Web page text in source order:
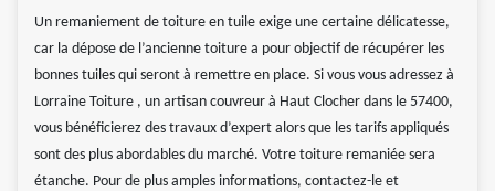
Un remaniement de toiture en tuile exige une certaine délicatesse,
car la dépose de l’ancienne toiture a pour objectif de récupérer les
bonnes tuiles qui seront à remettre en place. Si vous vous adressez à
Lorraine Toiture , un artisan couvreur à Haut Clocher dans le 57400,
vous bénéficierez des travaux d’expert alors que les tarifs appliqués
sont des plus abordables du marché. Votre toiture remaniée sera
étanche. Pour de plus amples informations, contactez-le et